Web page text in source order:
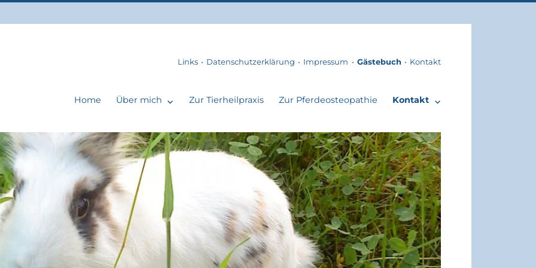
Kontakt
Gästebuch
Impressum
Datenschutzerklärung
Links
Home Über mich Zur Tierheilpraxis Zur Pferdeosteopathie Kontakt